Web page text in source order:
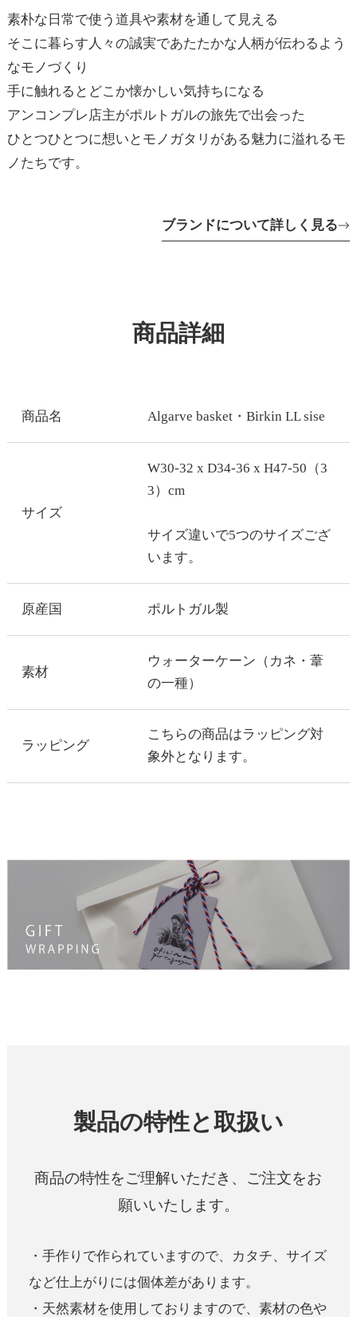
素朴な日常で使う道具や素材を通して見える
そこに暮らす人々の誠実であたたかな人柄が伝わるよう
なモノづくり
手に触れるとどこか懐かしい気持ちになる
アンコンプレ店主がポルトガルの旅先で出会った
ひとつひとつに想いとモノガタリがある魅力に溢れるモ
ノたちです。
ブランドについて詳しく見る
商品詳細
商品名 Algarve basket・Birkin LL sise
サイズ
W30-32 x D34-36 x H47-50（3
3）cm
サイズ違いで5つのサイズござ
います。
原産国 ポルトガル製
素材
ウォーターケーン（カネ・葦
の一種）
ラッピング
こちらの商品はラッピング対
象外となります。
製品の特性と取扱い
商品の特性をご理解いただき、ご注文をお
願いいたします。
・手作りで作られていますので、カタチ、サイズ
など仕上がりには個体差があります。
・天然素材を使用しておりますので、素材の色や